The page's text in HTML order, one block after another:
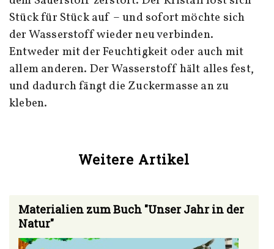
Stück für Stück auf – und sofort möchte sich
der Wasserstoff wieder neu verbinden.
Entweder mit der Feuchtigkeit oder auch mit
allem anderen. Der Wasserstoff hält alles fest,
und dadurch fängt die Zuckermasse an zu
kleben.
Weitere Artikel
Materialien zum Buch "Unser Jahr in der
Natur"